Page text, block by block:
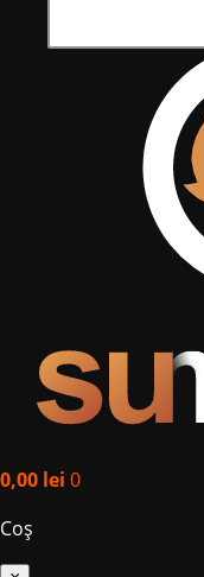
0,00 lei 0
Coș